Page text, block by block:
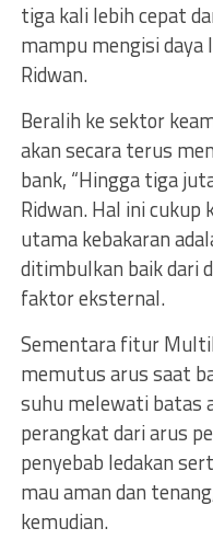
tiga kali lebih cepat
mampu mengisi daya
Ridwan.
Beralih ke sektor
akan secara terus
bank, “Hingga tiga
Ridwan. Hal ini
utama kebakaran
ditimbulkan baik dari
faktor eksternal.
Sementara fitur
memutus arus saat
suhu melewati batas
perangkat dari arus
penyebab ledakan
mau aman dan
kemudian.